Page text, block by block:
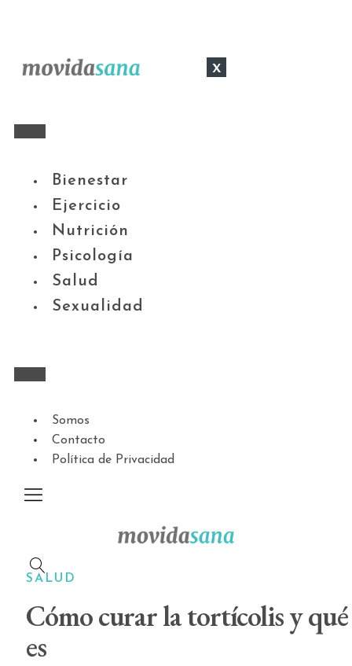
x
Bienestar
Ejercicio
Nutrición
Psicología
Salud
Sexualidad
Somos
Contacto
Política de Privacidad
SALUD
Cómo curar la tortícolis y qué
es